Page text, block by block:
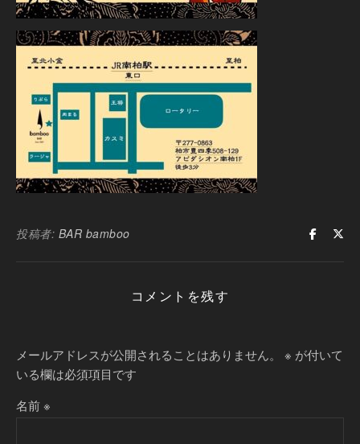
投稿者: BAR bamboo
コメントを残す
メールアドレスが公開されることはありません。 ※ が付いて
いる欄は必須項目です
名前※